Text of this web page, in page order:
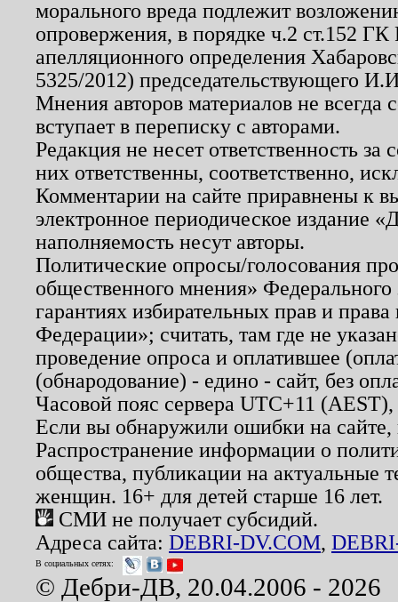
морального вреда подлежит
опровержения, в порядке ч.2 ст.152
апелляционного определения
5325/2012) председательствующего
Мнения авторов материалов не
вступает в переписку с авторами.
Редакция не несет ответственность
них ответственны, соответственно,
Комментарии на сайте приравнены к
электронное периодическое издание
наполняемость несут авторы.
Политические опросы/голосования
общественного мнения»
гарантиях избирательных прав и
Федерации»; считать, там где не
проведение опроса и оплатившее
(обнародование) - едино - сайт, без
Часовой пояс сервера UTC+11
Если вы обнаружили ошибки на
Распространение информации о
общества, публикации на актуальные
женщин. 16+ для детей старше 16 лет.
СМИ не получает субсидий.
Адреса сайта: DEBRI-DV.COM,
В социальных сетях:
© Дебри-ДВ, 20.04.2006 - 2026